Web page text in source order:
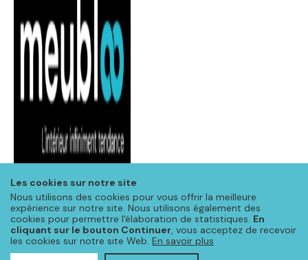
Les cookies sur notre site
Nous utilisons des cookies pour vous offrir la meilleure
expérience sur notre site. Nous utilisons également des
cookies pour permettre l'élaboration de statistiques. En
cliquant sur le bouton Continuer, vous acceptez de recevoir
les cookies sur notre site Web. En savoir plus